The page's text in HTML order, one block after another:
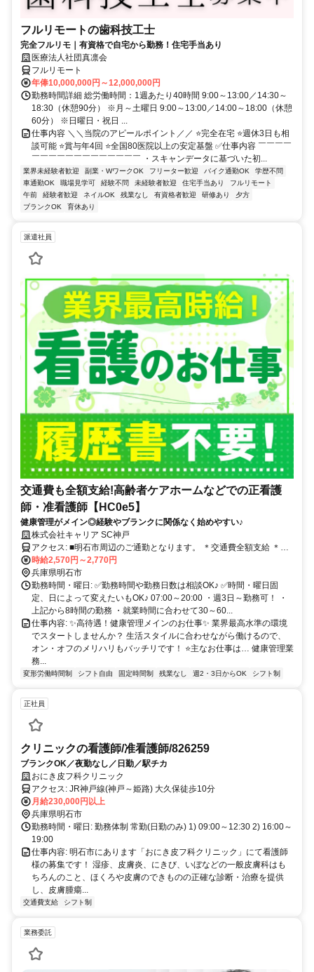
フルリモートの歯科技工士
完全フルリモ｜有資格で自宅から勤務！住宅手当あり
医療法人社団真凛会
フルリモート
年俸10,000,000円～12,000,000円
勤務時間詳細 総労働時間：1週あたり40時間 9:00～13:00／14:30～
18:30（休憩90分） ※月～土曜日 9:00～13:00／14:00～18:00（休憩
60分） ※日曜日・祝日 ...
仕事内容 ＼＼当院のアピールポイント／／ ⭐完全在宅 ⭐週休3日も相
談可能 ⭐賞与年4回 ⭐全国80医院以上の安定基盤 ✅仕事内容 ￣￣￣￣
￣￣￣￣￣￣￣￣￣￣￣￣￣ ・スキャンデータに基づいた初...
業界未経験者歓迎 副業・WワークOK フリーター歓迎 バイク通勤OK
学歴不問
車通勤OK
職場見学可 経験不問 未経験者歓迎 住宅手当あり
フルリモート
午前
経験者歓迎 ネイルOK 残業なし 有資格者歓迎 研修あり
夕方
ブランクOK
育休あり
派遣社員
交通費も全額支給!高齢者ケアホームなどでの正看護
師・准看護師【HC0e5】
健康管理がメイン◎経験やブランクに関係なく始めやすい♪
株式会社キャリア SC神戸
アクセス: ■明石市周辺のご通勤となります。 ＊交通費全額支給 ＊車
通勤・バイク通勤OK（ガソリン代支給） ＊自転車通勤OK
時給2,570円～2,770円
兵庫県明石市
勤務時間・曜日: ✅勤務時間や勤務日数は相談OK♪ ✅時間・曜日固
定、日によって変えたいもOK♪ 07:00～20:00 ・週3日～勤務可！ ・
上記から8時間の勤務 ・就業時間に合わせて30～60...
仕事内容: ✨高待遇！健康管理メインのお仕事✨ 業界最高水準の環境
でスタートしませんか？ 生活スタイルに合わせながら働けるので、
オン・オフのメリハリもバッチリです！ ⭐主なお仕事は… 健康管理業
務...
変形労働時間制 シフト自由 固定時間制 残業なし 週2・3日からOK シフト制
正社員
クリニックの看護師/准看護師/826259
ブランクOK／夜勤なし／日勤／駅チカ
おにき皮フ科クリニック
アクセス: JR神戸線(神戸～姫路) 大久保徒歩10分
月給230,000円以上
兵庫県明石市
勤務時間・曜日: 勤務体制 常勤(日勤のみ) 1) 09:00～12:30 2) 16:00～
19:00
仕事内容: 明石市にあります「おにき皮フ科クリニック」にて看護師
様の募集です！ 湿疹、皮膚炎、にきび、いぼなどの一般皮膚科はも
ちろんのこと、ほくろや皮膚のできものの正確な診断・治療を提供
し、皮膚腫瘍...
交通費支給 シフト制
業務委託